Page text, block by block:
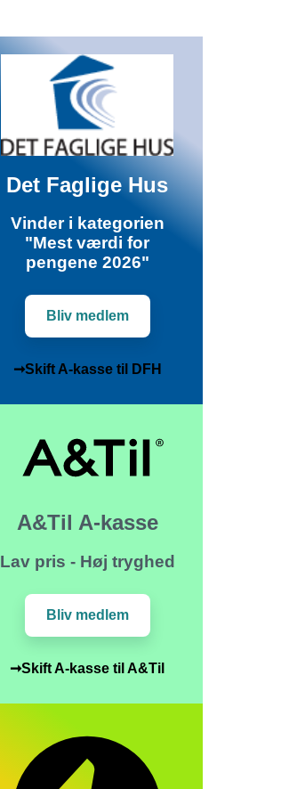
Det Faglige Hus
Vinder i kategorien
"Mest værdi for
pengene 2026"
Bliv medlem
➞Skift A-kasse til DFH
A&Til A-kasse
Lav pris - Høj tryghed
Bliv medlem
➞Skift A-kasse til A&Til